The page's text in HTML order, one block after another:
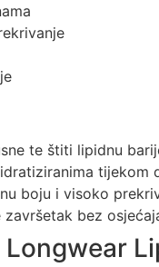
te štiti lipidnu
tijekom
boju i visoko
bez